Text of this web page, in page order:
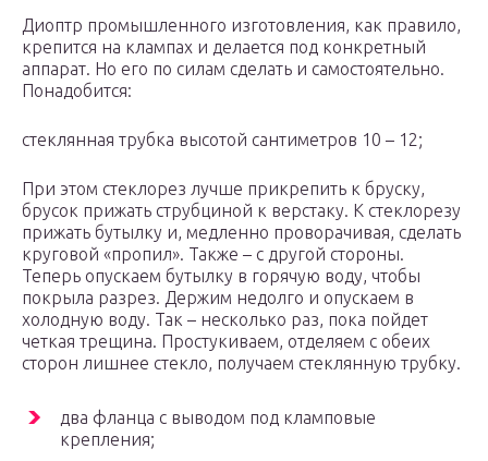
Диоптр промышленного изготовления, как правило,
крепится на клампах и делается под конкретный
аппарат. Но его по силам сделать и самостоятельно.
Понадобится:
стеклянная трубка высотой сантиметров 10 – 12;
При этом стеклорез лучше прикрепить к бруску,
брусок прижать струбциной к верстаку. К стеклорезу
прижать бутылку и, медленно проворачивая, сделать
круговой «пропил». Также – с другой стороны.
Теперь опускаем бутылку в горячую воду, чтобы
покрыла разрез. Держим недолго и опускаем в
холодную воду. Так – несколько раз, пока пойдет
четкая трещина. Простукиваем, отделяем с обеих
сторон лишнее стекло, получаем стеклянную трубку.
два фланца с выводом под кламповые
крепления;